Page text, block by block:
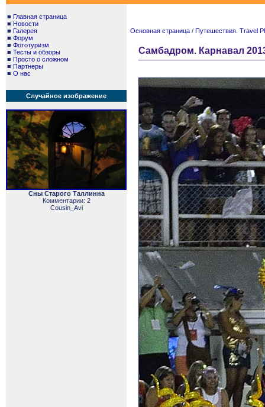
■ Главная страница
■ Новости
■ Галерея
■ Форум
■ Фототуризм
■ Тесты и обзоры
■ Просто о сложном
■ Партнеры
■ О нас
Случайное изображение
Сны Старого Таллинна
Комментарии: 2
Cousin_Avi
Основная страница / Путешествия. Travel
Самбадром. Карнавал